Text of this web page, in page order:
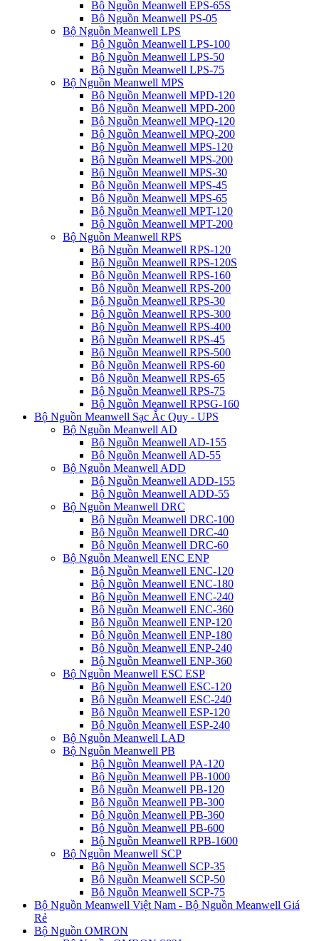
Bộ Nguồn Meanwell EPS-65S
Bộ Nguồn Meanwell PS-05
Bộ Nguồn Meanwell LPS
Bộ Nguồn Meanwell LPS-100
Bộ Nguồn Meanwell LPS-50
Bộ Nguồn Meanwell LPS-75
Bộ Nguồn Meanwell MPS
Bộ Nguồn Meanwell MPD-120
Bộ Nguồn Meanwell MPD-200
Bộ Nguồn Meanwell MPQ-120
Bộ Nguồn Meanwell MPQ-200
Bộ Nguồn Meanwell MPS-120
Bộ Nguồn Meanwell MPS-200
Bộ Nguồn Meanwell MPS-30
Bộ Nguồn Meanwell MPS-45
Bộ Nguồn Meanwell MPS-65
Bộ Nguồn Meanwell MPT-120
Bộ Nguồn Meanwell MPT-200
Bộ Nguồn Meanwell RPS
Bộ Nguồn Meanwell RPS-120
Bộ Nguồn Meanwell RPS-120S
Bộ Nguồn Meanwell RPS-160
Bộ Nguồn Meanwell RPS-200
Bộ Nguồn Meanwell RPS-30
Bộ Nguồn Meanwell RPS-300
Bộ Nguồn Meanwell RPS-400
Bộ Nguồn Meanwell RPS-45
Bộ Nguồn Meanwell RPS-500
Bộ Nguồn Meanwell RPS-60
Bộ Nguồn Meanwell RPS-65
Bộ Nguồn Meanwell RPS-75
Bộ Nguồn Meanwell RPSG-160
Bộ Nguồn Meanwell Sạc Ắc Quy - UPS
Bộ Nguồn Meanwell AD
Bộ Nguồn Meanwell AD-155
Bộ Nguồn Meanwell AD-55
Bộ Nguồn Meanwell ADD
Bộ Nguồn Meanwell ADD-155
Bộ Nguồn Meanwell ADD-55
Bộ Nguồn Meanwell DRC
Bộ Nguồn Meanwell DRC-100
Bộ Nguồn Meanwell DRC-40
Bộ Nguồn Meanwell DRC-60
Bộ Nguồn Meanwell ENC ENP
Bộ Nguồn Meanwell ENC-120
Bộ Nguồn Meanwell ENC-180
Bộ Nguồn Meanwell ENC-240
Bộ Nguồn Meanwell ENC-360
Bộ Nguồn Meanwell ENP-120
Bộ Nguồn Meanwell ENP-180
Bộ Nguồn Meanwell ENP-240
Bộ Nguồn Meanwell ENP-360
Bộ Nguồn Meanwell ESC ESP
Bộ Nguồn Meanwell ESC-120
Bộ Nguồn Meanwell ESC-240
Bộ Nguồn Meanwell ESP-120
Bộ Nguồn Meanwell ESP-240
Bộ Nguồn Meanwell LAD
Bộ Nguồn Meanwell PB
Bộ Nguồn Meanwell PA-120
Bộ Nguồn Meanwell PB-1000
Bộ Nguồn Meanwell PB-120
Bộ Nguồn Meanwell PB-300
Bộ Nguồn Meanwell PB-360
Bộ Nguồn Meanwell PB-600
Bộ Nguồn Meanwell RPB-1600
Bộ Nguồn Meanwell SCP
Bộ Nguồn Meanwell SCP-35
Bộ Nguồn Meanwell SCP-50
Bộ Nguồn Meanwell SCP-75
Bộ Nguồn Meanwell Việt Nam - Bộ Nguồn Meanwell Giá
Rẻ
Bộ Nguồn OMRON